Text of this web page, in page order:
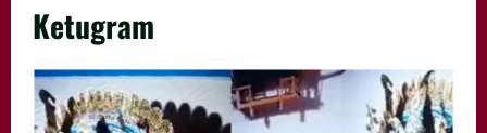
Ketugram